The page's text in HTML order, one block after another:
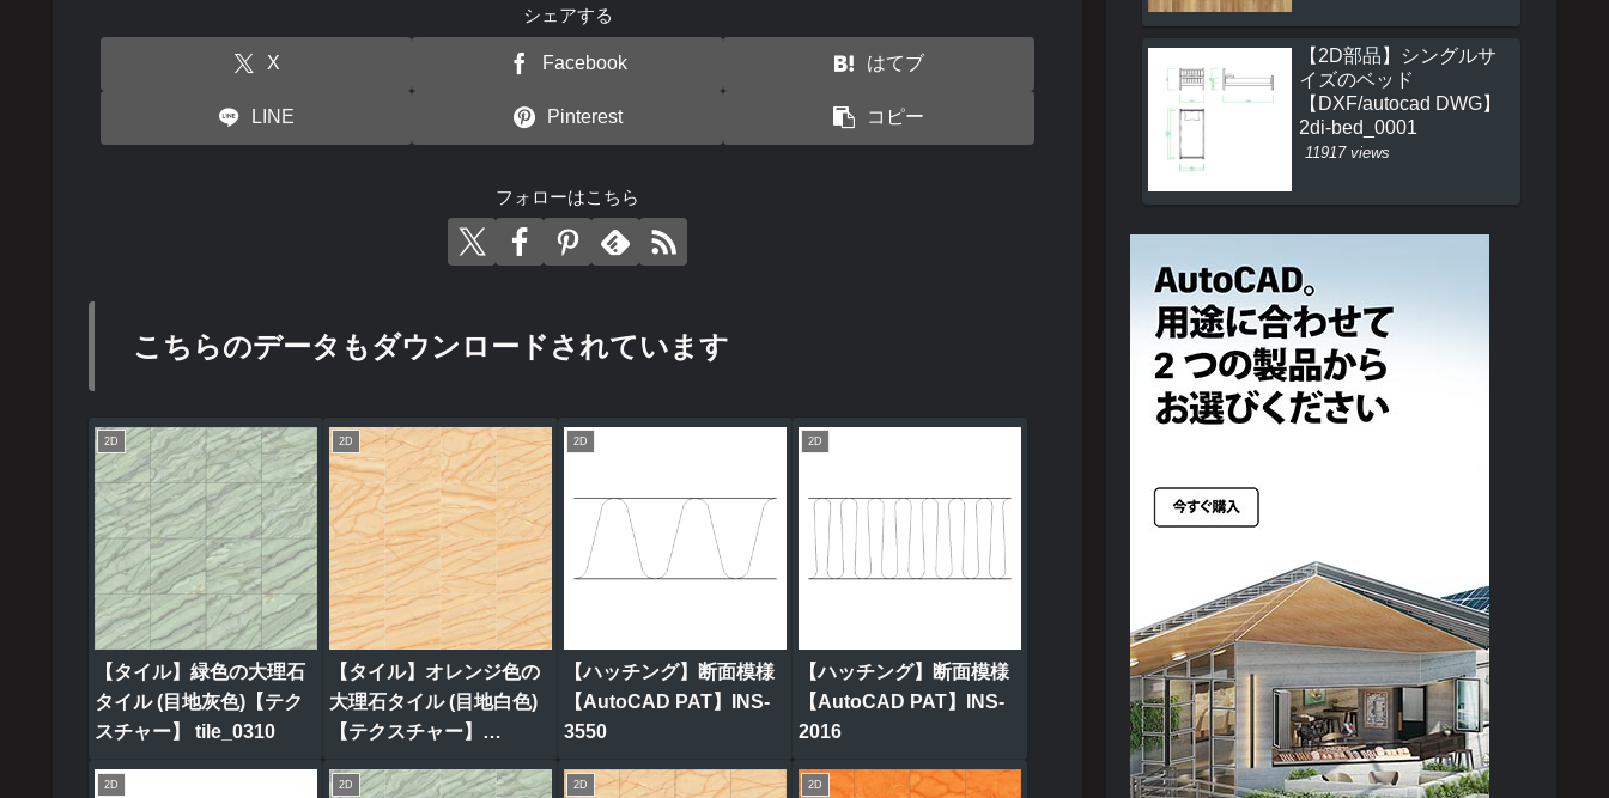
シェアする
X Facebook はてブ
LINE Pinterest コピー
フォローはこちら
こちらのデータもダウンロードされています
2D
【タイル】緑色の大理石
タイル (目地灰色)【テク
スチャー】 tile_0310
2D
【タイル】オレンジ色の
大理石タイル (目地白色)
【テクスチャー】
2D
【ハッチング】断面模様
【AutoCAD PAT】INS-
3550
2D
【ハッチング】断面模様
【AutoCAD PAT】INS-
2016
2D 2D 2D 2D
【2D部品】シングルサ
イズのベッド
【DXF/autocad DWG】
2di-bed_0001
11917 views